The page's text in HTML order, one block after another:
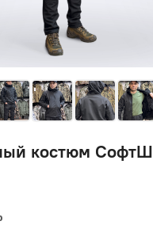
костюм